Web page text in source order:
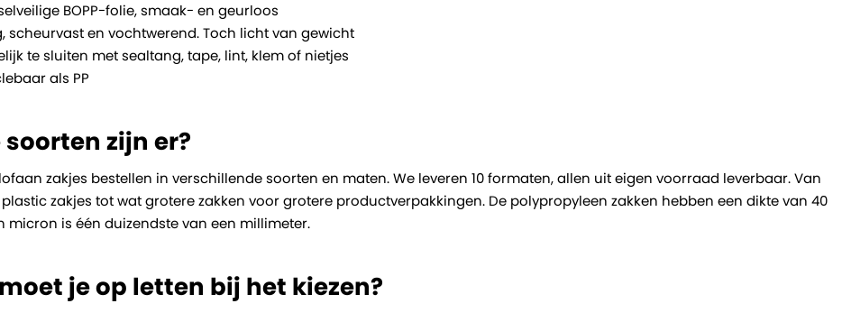
BOPP-folie, smaak- en geurloos
scheurvast en vochtwerend. Toch licht van gewicht
te sluiten met sealtang, tape, lint, klem of nietjes
als PP
soorten zijn er?
zakjes bestellen in verschillende soorten en maten. We leveren 10 formaten, allen uit eigen voorraad leverbaar. Van
zakjes tot wat grotere zakken voor grotere productverpakkingen. De polypropyleen zakken hebben een dikte van 40
micron is één duizendste van een millimeter.
je op letten bij het kiezen?